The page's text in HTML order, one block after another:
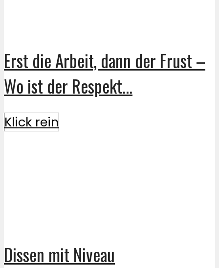
Erst die Arbeit, dann der Frust –
Wo ist der Respekt...
Klick rein
Dissen mit Niveau